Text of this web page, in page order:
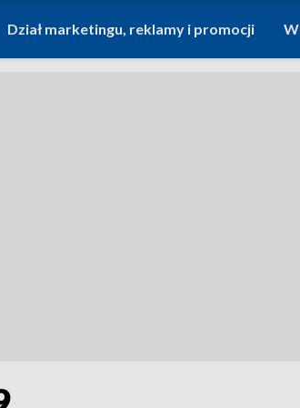
Dział marketingu, reklamy i promocji